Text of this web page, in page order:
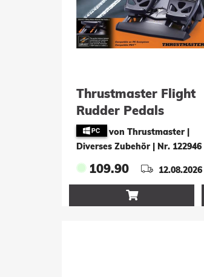
Thrustmaster Flight
Rudder Pedals
(PC/PS4)von Thrustmaster |
Diverses Zubehör | Nr. 122946
109.90 12.08.2026
